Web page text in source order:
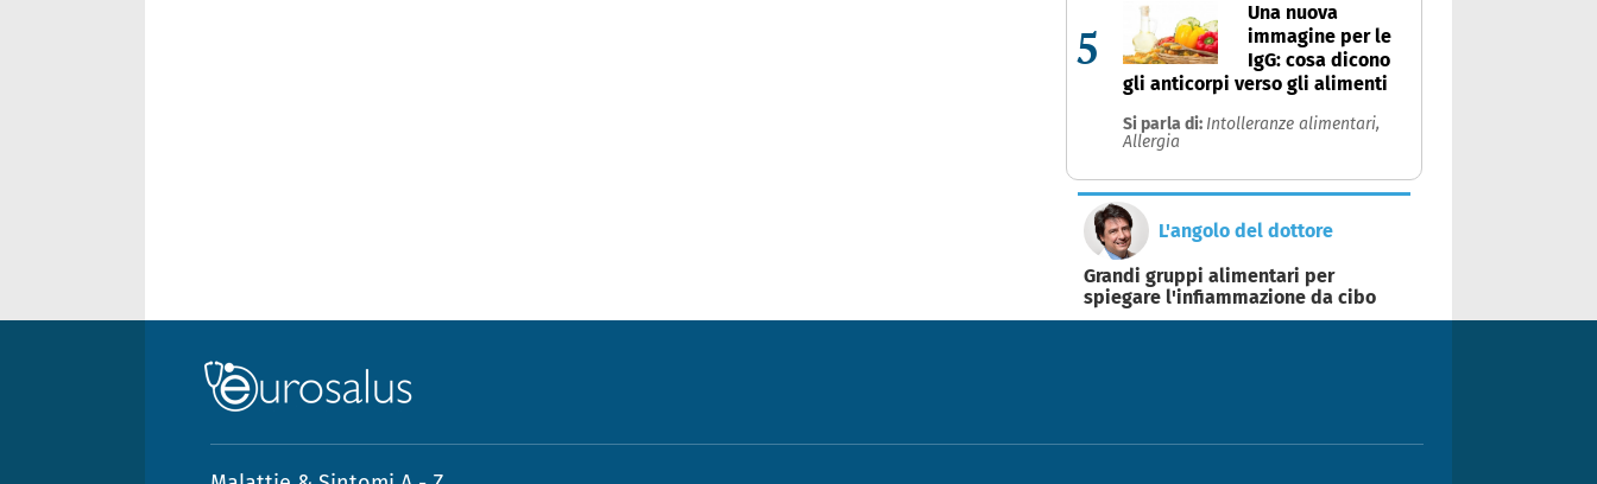
5
Una nuova
immagine per le
IgG: cosa dicono
gli anticorpi verso gli alimenti
Si parla di: Intolleranze alimentari,
Allergia
L'angolo del dottore
Grandi gruppi alimentari per
spiegare l'infiammazione da cibo